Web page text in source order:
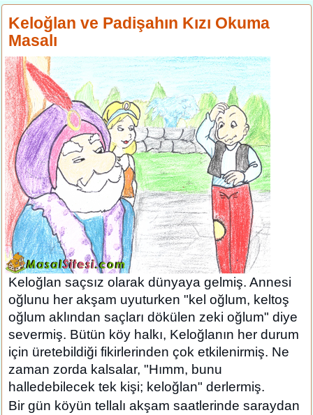
Keloğlan ve Padişahın Kızı Okuma
Masalı
Keloğlan saçsız olarak dünyaya gelmiş. Annesi
oğlunu her akşam uyuturken "kel oğlum, keltoş
oğlum aklından saçları dökülen zeki oğlum" diye
severmiş. Bütün köy halkı, Keloğlanın her durum
için üretebildiği fikirlerinden çok etkilenirmiş. Ne
zaman zorda kalsalar, "Hımm, bunu
halledebilecek tek kişi; keloğlan" derlermiş.
Bir gün köyün tellalı akşam saatlerinde saraydan